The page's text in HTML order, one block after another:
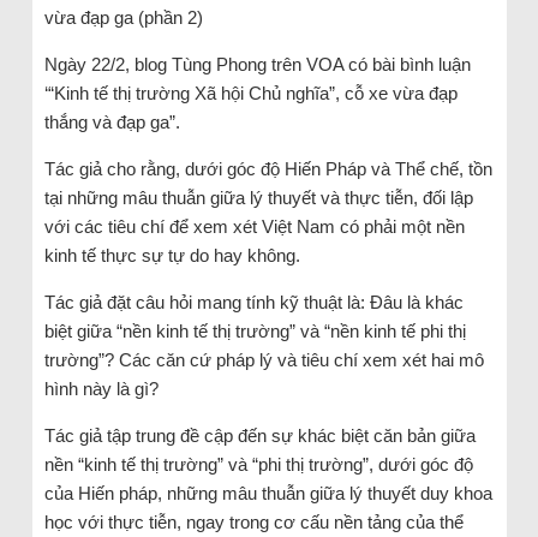
vừa đạp ga (phần 2)
Ngày 22/2, blog Tùng Phong trên VOA có bài bình luận
‘“Kinh tế thị trường Xã hội Chủ nghĩa”, cỗ xe vừa đạp
thắng và đạp ga”.
Tác giả cho rằng, dưới góc độ Hiến Pháp và Thể chế, tồn
tại những mâu thuẫn giữa lý thuyết và thực tiễn, đối lập
với các tiêu chí để xem xét Việt Nam có phải một nền
kinh tế thực sự tự do hay không.
Tác giả đặt câu hỏi mang tính kỹ thuật là: Đâu là khác
biệt giữa “nền kinh tế thị trường” và “nền kinh tế phi thị
trường”? Các căn cứ pháp lý và tiêu chí xem xét hai mô
hình này là gì?
Tác giả tập trung đề cập đến sự khác biệt căn bản giữa
nền “kinh tế thị trường” và “phi thị trường”, dưới góc độ
của Hiến pháp, những mâu thuẫn giữa lý thuyết duy khoa
học với thực tiễn, ngay trong cơ cấu nền tảng của thể